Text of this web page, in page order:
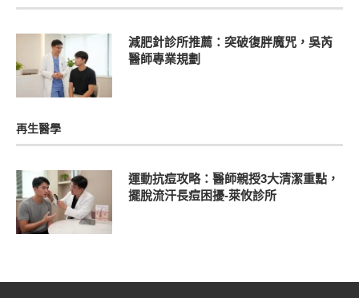
減肥針診所推薦：突破復胖魔咒，吳芮
醫師專業規劃
再生醫學
運動抗痘攻略：醫師親授3大清潔重點，
擺脫流汗長痘困擾-萊攸診所